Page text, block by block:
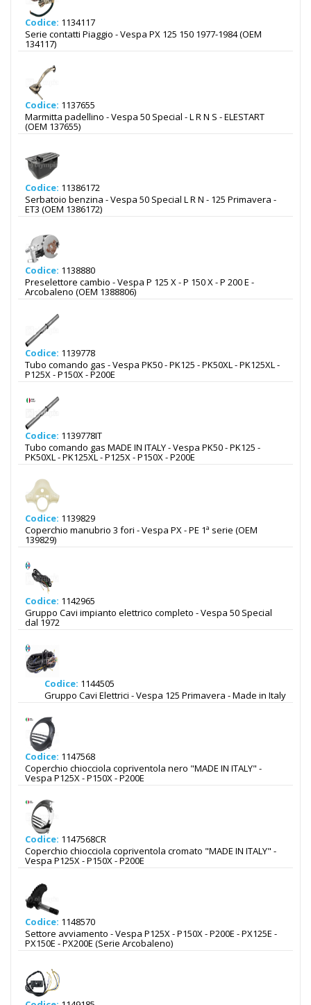
Codice: 1134117
Serie contatti Piaggio - Vespa PX 125 150 1977-1984 (OEM
134117)
Codice: 1137655
Marmitta padellino - Vespa 50 Special - L R N S - ELESTART
(OEM 137655)
Codice: 11386172
Serbatoio benzina - Vespa 50 Special L R N - 125 Primavera -
ET3 (OEM 1386172)
Codice: 1138880
Preselettore cambio - Vespa P 125 X - P 150 X - P 200 E -
Arcobaleno (OEM 1388806)
Codice: 1139778
Tubo comando gas - Vespa PK50 - PK125 - PK50XL - PK125XL -
P125X - P150X - P200E
Codice: 1139778IT
Tubo comando gas MADE IN ITALY - Vespa PK50 - PK125 -
PK50XL - PK125XL - P125X - P150X - P200E
Codice: 1139829
Coperchio manubrio 3 fori - Vespa PX - PE 1ª serie (OEM
139829)
Codice: 1142965
Gruppo Cavi impianto elettrico completo - Vespa 50 Special
dal 1972
Codice: 1144505
Gruppo Cavi Elettrici - Vespa 125 Primavera - Made in Italy
Codice: 1147568
Coperchio chiocciola copriventola nero "MADE IN ITALY" -
Vespa P125X - P150X - P200E
Codice: 1147568CR
Coperchio chiocciola copriventola cromato "MADE IN ITALY" -
Vespa P125X - P150X - P200E
Codice: 1148570
Settore avviamento - Vespa P125X - P150X - P200E - PX125E -
PX150E - PX200E (Serie Arcobaleno)